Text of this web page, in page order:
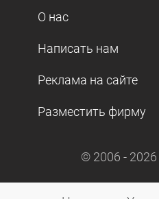
О нас
Написать нам
Реклама на сайте
Разместить фирму
© 2006 - 2026